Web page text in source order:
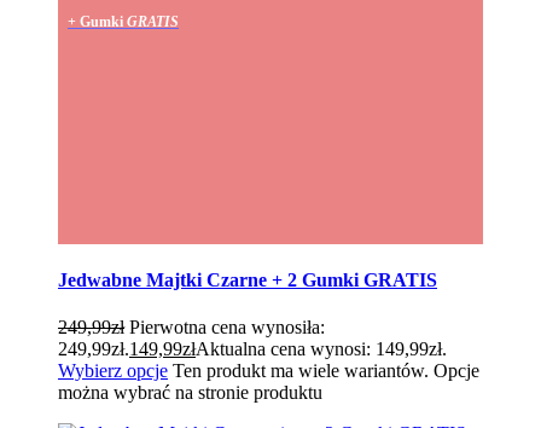
+ Gumki GRATIS
Jedwabne Majtki Czarne + 2 Gumki GRATIS
249,99zł Pierwotna cena wynosiła:
249,99zł.149,99złAktualna cena wynosi: 149,99zł.
Wybierz opcje Ten produkt ma wiele wariantów. Opcje
można wybrać na stronie produktu